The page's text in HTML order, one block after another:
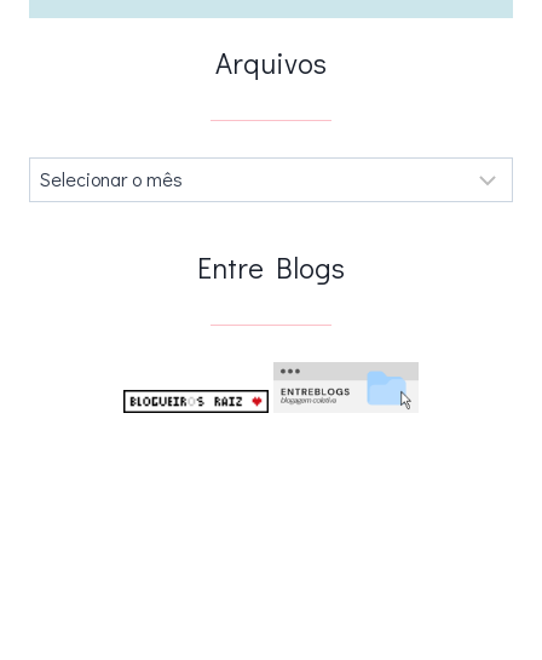
Arquivos
Arquivos
Entre Blogs